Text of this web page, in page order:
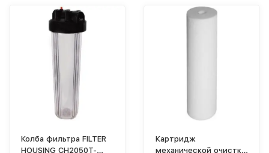
Колба фильтра FILTER
HOUSING CH2050T-
Картридж
механической очистки